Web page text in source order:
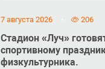
7 августа 2026 206
Стадион «Луч»
спортивному
физкультурника.